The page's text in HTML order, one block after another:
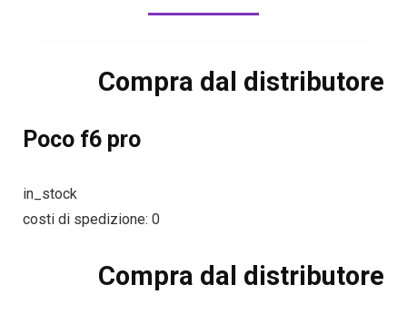
Compra dal distributore
Poco f6 pro
in_stock
costi di spedizione: 0
Compra dal distributore